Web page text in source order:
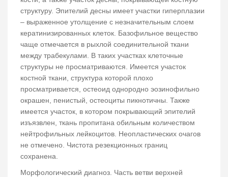
структуру. Эпителий десны имеет участки гиперплазии
– выраженное утолщение с незначительным слоем
кератинизированных клеток. Базофильное вещество
чаще отмечается в рыхлой соединительной ткани
между трабекулами. В таких участках клеточные
структуры не просматриваются. Имеется участок
костной ткани, структура которой плохо
просматривается, остеоид однородно эозинофильно
окрашен, пенистый, остеоциты пикнотичны. Также
имеется участок, в котором покрывающий эпителий
изъязвлен, ткань пропитана обильным количеством
нейтрофильных лейкоцитов. Неопластических очагов
не отмечено. Чистота резекционных границ
сохранена.
Морфологический диагноз. Часть ветви верхней